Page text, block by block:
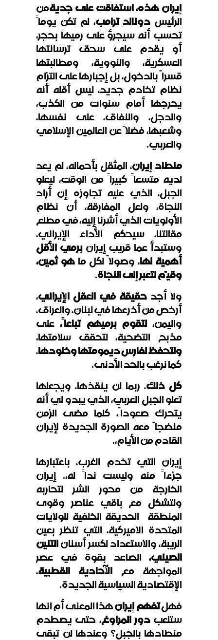
إيران هذه، استفاقت على جديةمن
الرئيس دونالد ترامب، لم تكن يوماً
تحسب أنه سيجرؤ على رميها بحجر،
أو يقدم على سحق ترسانتها
العسكرية، والنووية، ومطالبتها
قسراً بالدخول، بل إجبارها على التزام
نظام تخادم جديد، ليس أقله أنه
يحرجها أمام سنوات من الكذب،
والدجل، والنفاق، على نفسها،
وشعبها، فضلاً عن العالمين الإسلامي
والعربي.
منطاد إيران، المثقل بأحماله، لم يعد
لديه متسعاً كبيراً من الوقت، ليعلو
الجبل، الذي عليه تجاوزه إن أراد
النجاة، ولعل المفارقة، أن نظام
الأولويات الذي أشرنا إليه، في مطلع
مقالتنا، سيحكم الأداء الإيراني،
وستبدأ عما قريب إيرانبرمي الأقل
أهمية لها، وصولاً لكل ماهو ثمين،
وقيّم لتعبر إلى النجاة.
ولا أجد حقيقة في العقل الإيراني،
أرخص من أذرعها في لبنان، والعراق،
واليمن، لتقوم برميهم تباعاً، على
مذبح التضحية، لتحقق سلامتها،
ولتحفظ لفارس ديمومتهاوخلودها،
كما نرغب بالحد الأدنى.
كل ذلك، ربما لن ينقذها، ويجعلها
تعلو الجبل العربي، الذي يبدو لي أنه
يتحرك صعوداً، كلما مضى الزمن
منضجاً معه الصورة الجديدة لإيران
القادم من الأيام،.
إيران التي تخدم الغرب، باعتبارها
جزءاً منه وليست نداً له،. إيران
الخارجة من محور الشر لتحاربه
ولتشكل مع باقي عناصر وقوى
المنطقة الحديقة الخلفية للولايات
المتحدة الاميركية، التي تنظر بعين
الريبة، والاستعداد لكسر أسنانالتنين
الصيني، الصاعد بقوة في عصر
المواجهة مع الآحادية القطبية،
الإقتصادية السياسية الجديدة.
فهلتفهم إيرانهذا المعنى أم انها
ستلعبدور المراوغ، حتى يصطدم
منطادها بالجبل؟ وعندها لن تبقى